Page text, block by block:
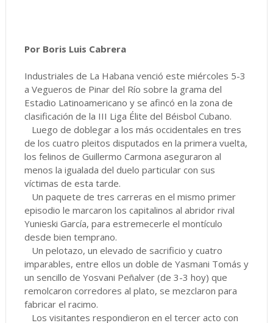
Por Boris Luis Cabrera
Industriales de La Habana venció este miércoles 5-3
a Vegueros de Pinar del Río sobre la grama del
Estadio Latinoamericano y se afincó en la zona de
clasificación de la III Liga Élite del Béisbol Cubano.
Luego de doblegar a los más occidentales en tres
de los cuatro pleitos disputados en la primera vuelta,
los felinos de Guillermo Carmona aseguraron al
menos la igualada del duelo particular con sus
víctimas de esta tarde.
Un paquete de tres carreras en el mismo primer
episodio le marcaron los capitalinos al abridor rival
Yunieski García, para estremecerle el montículo
desde bien temprano.
Un pelotazo, un elevado de sacrificio y cuatro
imparables, entre ellos un doble de Yasmani Tomás y
un sencillo de Yosvani Peñalver (de 3-3 hoy) que
remolcaron corredores al plato, se mezclaron para
fabricar el racimo.
Los visitantes respondieron en el tercer acto con